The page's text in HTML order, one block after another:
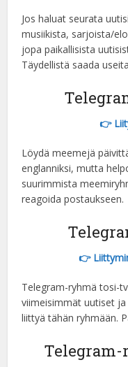
Portuguese
Bulgarian
Danish
Swedish
French (Canada)
Ukrainian
Turkish
Dutch
Indonesian
Hungarian
Korean
Jos haluat seurata
musiikista, sarjoista/
jopa paikallisista
Täydellistä saada
👉
Löydä meemejä
englanniksi, mutta
suurimmista
reagoida postaukseen.
👉
Telegram-ryhmä tosi-
viimeisimmät uutiset
liittyä tähän ryhmään.
Telegram-